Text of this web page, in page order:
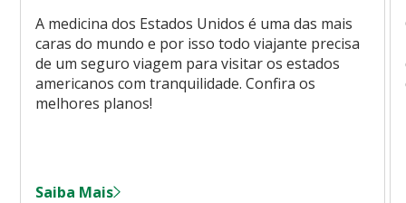
A medicina dos Estados Unidos é uma das mais
caras do mundo e por isso todo viajante precisa
de um seguro viagem para visitar os estados
americanos com tranquilidade. Confira os
melhores planos!
Saiba Mais